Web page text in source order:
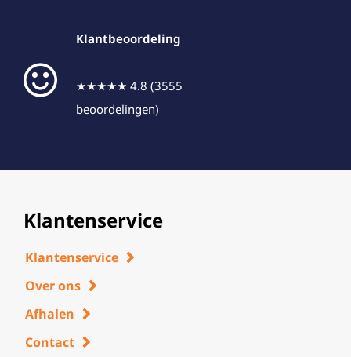
Klantbeoordeling
★★★★★ 4.8 (3555
beoordelingen)
Klantenservice
Klantenservice
Over ons
Afhalen
Contact